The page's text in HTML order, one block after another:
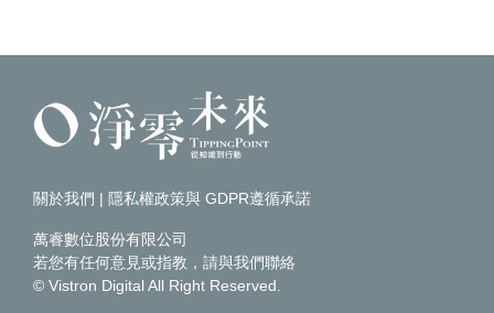
關於我們 | 隱私權政策與 GDPR遵循承諾
萬睿數位股份有限公司
若您有任何意見或指教，請與我們聯絡
© Vistron Digital All Right Reserved.